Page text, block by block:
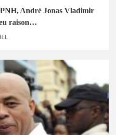
André Jonas Vladimir
raison…